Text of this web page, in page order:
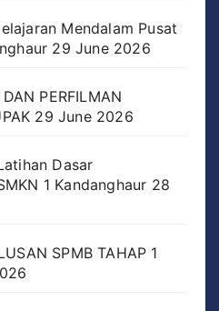
Mendalam Pusat
29 June 2026
PERFILMAN
29 June 2026
Dasar
1 Kandanghaur 28
SPMB TAHAP 1